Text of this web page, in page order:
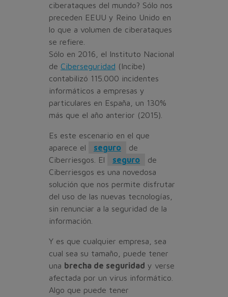
ciberataques del mundo? Sólo nos
preceden EEUU y Reino Unido en
lo que a volumen de ciberataques
se refiere.
Sólo en 2016, el Instituto Nacional
de Ciberseguridad (Incibe)
contabilizó 115.000 incidentes
informáticos a empresas y
particulares en España, un 130%
más que el año anterior (2015).
Es este escenario en el que
aparece el
seguro
de
Ciberriesgos. El
seguro
de
Ciberriesgos es una novedosa
solución que nos permite disfrutar
del uso de las nuevas tecnologías,
sin renunciar a la seguridad de la
información.
Y es que cualquier empresa, sea
cual sea su tamaño, puede tener
una brecha de seguridad y verse
afectada por un virus informático.
Algo que puede tener